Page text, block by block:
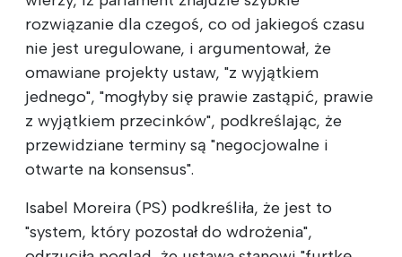
rozwiązanie dla czegoś, co od jakiegoś czasu
nie jest uregulowane, i argumentował, że
omawiane projekty ustaw, "z wyjątkiem
jednego", "mogłyby się prawie zastąpić, prawie
z wyjątkiem przecinków", podkreślając, że
przewidziane terminy są "negocjowalne i
otwarte na konsensus".
Isabel Moreira (PS) podkreśliła, że jest to
"system, który pozostał do wdrożenia",